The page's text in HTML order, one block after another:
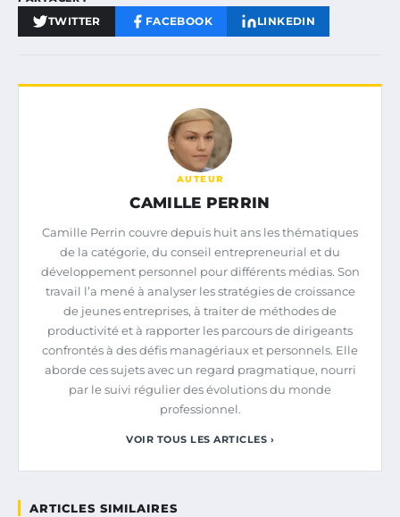
TWITTER FACEBOOK LINKEDIN
AUTEUR
CAMILLE PERRIN
Camille Perrin couvre depuis huit ans les thématiques
de la catégorie, du conseil entrepreneurial et du
développement personnel pour différents médias. Son
travail l’a mené à analyser les stratégies de croissance
de jeunes entreprises, à traiter de méthodes de
productivité et à rapporter les parcours de dirigeants
confrontés à des défis managériaux et personnels. Elle
aborde ces sujets avec un regard pragmatique, nourri
par le suivi régulier des évolutions du monde
professionnel.
VOIR TOUS LES ARTICLES ›
ARTICLES SIMILAIRES